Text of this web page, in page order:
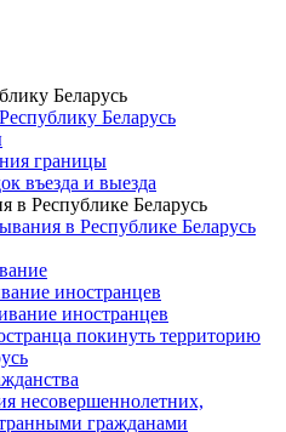
Беларусь
Беларусь
границы
въезда и выезда
в Республике Беларусь
в Республике Беларусь
иностранцев
иностранцев
покинуть территорию
несовершеннолетних,
гражданами